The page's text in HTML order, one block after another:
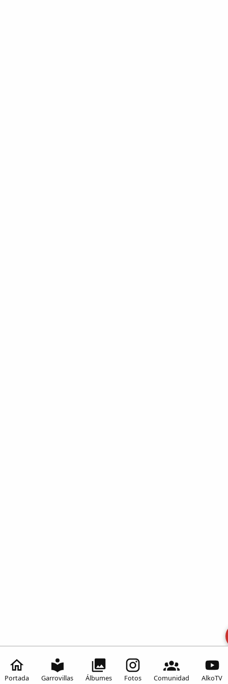
Portada Garrovillas Álbumes Fotos Comunidad AlkoTV